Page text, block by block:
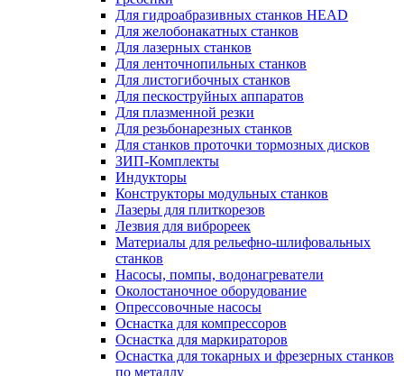
Для гидроабразивных станков HEAD
Для желобонакатных станков
Для лазерных станков
Для ленточнопильных станков
Для листогибочных станков
Для пескоструйных аппаратов
Для плазменной резки
Для резьбонарезных станков
Для станков проточки тормозных дисков
ЗИП-Комплекты
Индукторы
Конструкторы модульных станков
Лазеры для плиткорезов
Лезвия для виброреек
Материалы для рельефно-шлифовальных
станков
Насосы, помпы, водонагреватели
Околостаночное оборудование
Опрессовочные насосы
Оснастка для компрессоров
Оснастка для маркираторов
Оснастка для токарных и фрезерных станков
по металлу